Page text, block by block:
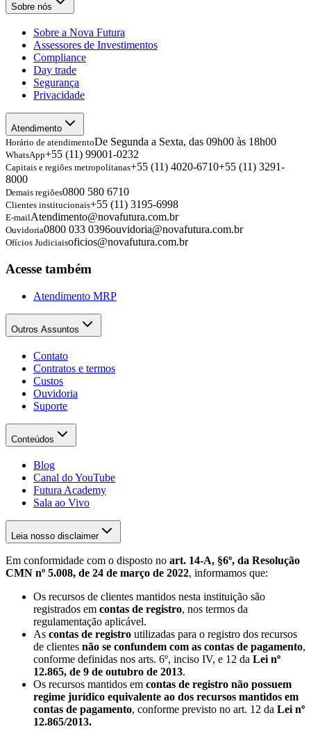
Sobre nós
Sobre a Nova Futura
Assessores de Investimentos
Compliance
Day trade
Segurança
Privacidade
Atendimento
Horário de atendimentoDe Segunda a Sexta, das 09h00 às 18h00
WhatsApp+55 (11) 99001-0232
Capitais e regiões metropolitanas+55 (11) 4020-6710+55 (11) 3291-
8000
Demais regiões0800 580 6710
Clientes institucionais+55 (11) 3195-6998
E-mailAtendimento@novafutura.com.br
Ouvidoria0800 033 0396ouvidoria@novafutura.com.br
Ofícios Judiciaisoficios@novafutura.com.br
Acesse também
Atendimento MRP
Outros Assuntos
Contato
Contratos e termos
Custos
Ouvidoria
Suporte
Conteúdos
Blog
Canal do YouTube
Futura Academy
Sala ao Vivo
Leia nosso disclaimer
Em conformidade com o disposto no art. 14-A, §6º, da Resolução
CMN nº 5.008, de 24 de março de 2022, informamos que:
Os recursos de clientes mantidos nesta instituição são
registrados em contas de registro, nos termos da
regulamentação aplicável.
As contas de registro utilizadas para o registro dos recursos
de clientes não se confundem com as contas de pagamento,
conforme definidas nos arts. 6º, inciso IV, e 12 da Lei nº
12.865, de 9 de outubro de 2013.
Os recursos mantidos em contas de registro não possuem
regime jurídico equivalente ao dos recursos mantidos em
contas de pagamento, conforme previsto no art. 12 da Lei nº
12.865/2013.